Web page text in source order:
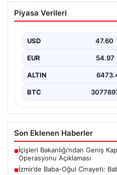
İzmir’de Baba-Oğul
Tutuklandı
67 yaşındaki Selçuk A.,
Piyasa Verileri
USD 47.60
EUR 54.97
ALTIN
BTC
Son Eklenen Haberler
■İçişleri Bakanlığı’ndan Geniş
Operasyonu Açıklaması
■İzmir’de Baba-Oğul Cinayeti: